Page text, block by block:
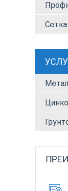
Сетка